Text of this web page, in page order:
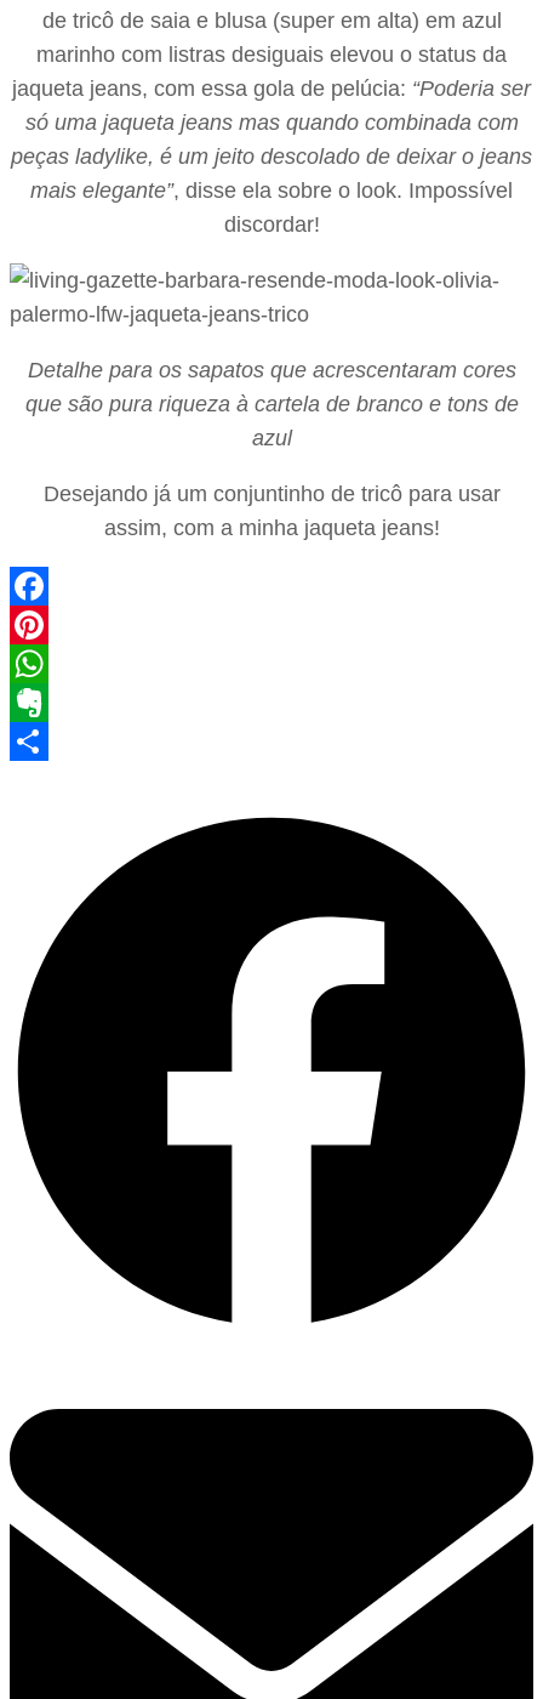
de tricô de saia e blusa (super em alta) em azul
marinho com listras desiguais elevou o status da
jaqueta jeans, com essa gola de pelúcia: “Poderia ser
só uma jaqueta jeans mas quando combinada com
peças ladylike, é um jeito descolado de deixar o jeans
mais elegante”, disse ela sobre o look. Impossível
discordar!
Detalhe para os sapatos que acrescentaram cores
que são pura riqueza à cartela de branco e tons de
azul
Desejando já um conjuntinho de tricô para usar
assim, com a minha jaqueta jeans!
Facebook
Pinterest
WhatsApp
Evernote